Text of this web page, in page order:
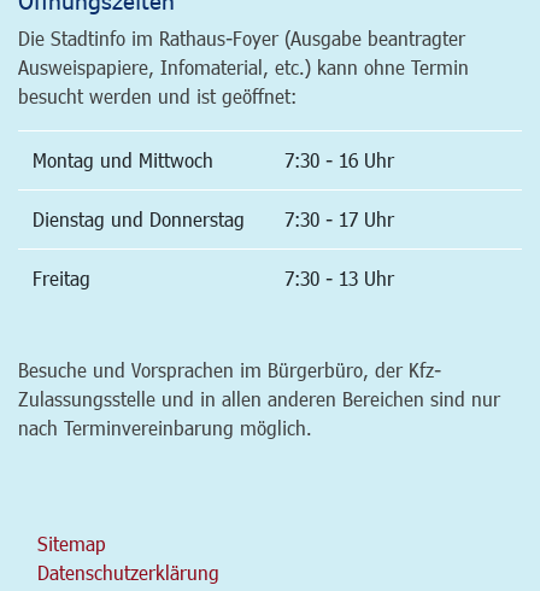
Die Stadtinfo im Rathaus-Foyer (Ausgabe beantragter
Ausweispapiere, Infomaterial, etc.) kann ohne Termin
besucht werden und ist geöffnet:
Montag und Mittwoch 7:30 - 16 Uhr
Dienstag und Donnerstag 7:30 - 17 Uhr
Freitag 7:30 - 13 Uhr
Besuche und Vorsprachen im Bürgerbüro, der Kfz-
Zulassungsstelle und in allen anderen Bereichen sind nur
nach Terminvereinbarung möglich.
Sitemap
Datenschutzerklärung